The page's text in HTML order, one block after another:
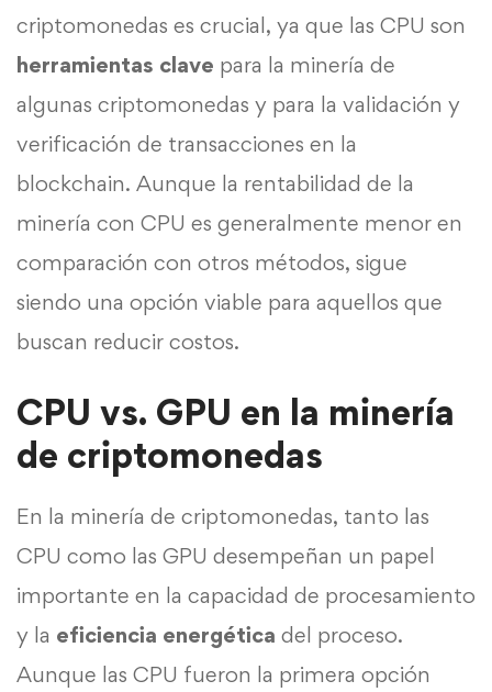
criptomonedas es crucial, ya que las CPU son
herramientas clave para la minería de
algunas criptomonedas y para la validación y
verificación de transacciones en la
blockchain. Aunque la rentabilidad de la
minería con CPU es generalmente menor en
comparación con otros métodos, sigue
siendo una opción viable para aquellos que
buscan reducir costos.
CPU vs. GPU en la minería
de criptomonedas
En la minería de criptomonedas, tanto las
CPU como las GPU desempeñan un papel
importante en la capacidad de procesamiento
y la eficiencia energética del proceso.
Aunque las CPU fueron la primera opción